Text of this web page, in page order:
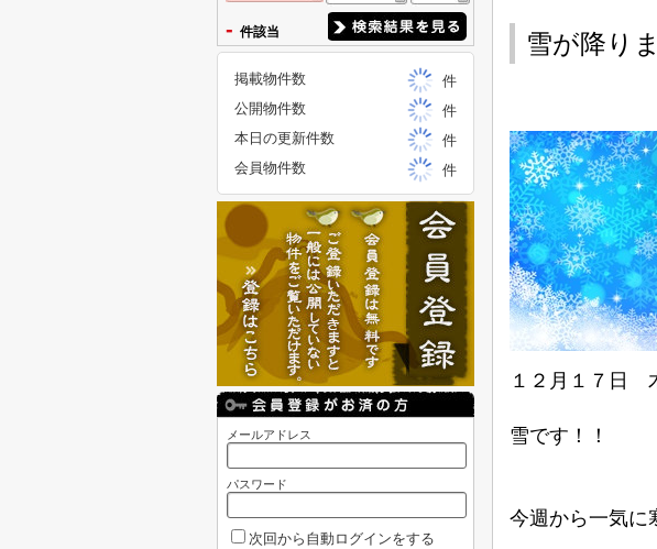
雪が降り
１２月１７日
雪です！！
今週から一気に
- 件該当
掲載物件数
件
公開物件数
件
本日の更新件数
件
会員物件数
件
メールアドレス
パスワード
次回から自動ログインをする